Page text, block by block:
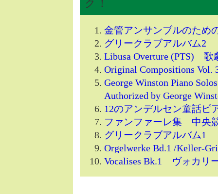
ク！
金管アンサンブルのた
グリークラブアルバム2
Libusa Overture (PTS) 歌
Original Compositions Vol.
George Winston Piano
Authorized by George
12のアンデルセン童話
ファンファーレ集 中央
グリークラブアルバム1
Orgelwerke Bd.1 /Keller-
Vocalises Bk.1 ヴォカリ